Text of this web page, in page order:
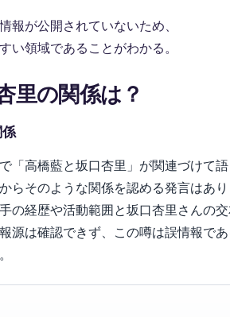
報が公開されていないため、
い領域であることがわかる。
里の関係は？
「高橋藍と坂口杏里」が関連づけて
らそのような関係を認める発言はあ
の経歴や活動範囲と坂口杏里さんの
源は確認できず、この噂は誤情報で